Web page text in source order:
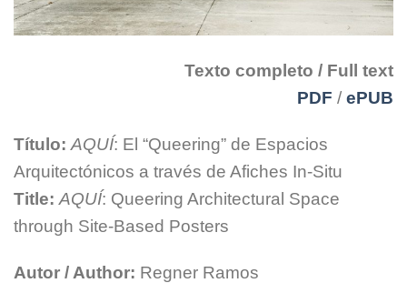
Texto completo / Full text
PDF / ePUB
Título: AQUÍ: El “Queering” de Espacios
Arquitectónicos a través de Afiches In-Situ
Title: AQUÍ: Queering Architectural Space
through Site-Based Posters
Autor / Author: Regner Ramos